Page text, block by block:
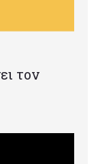
τον